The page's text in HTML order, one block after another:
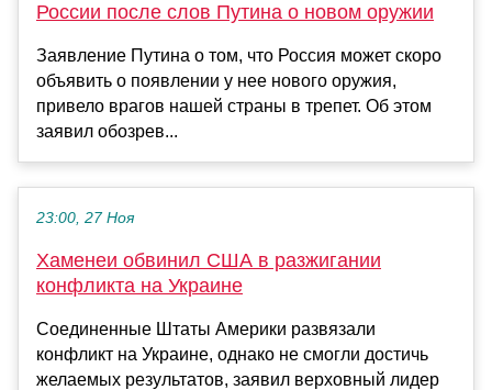
России после слов Путина о новом оружии
Заявление Путина о том, что Россия может скоро
объявить о появлении у нее нового оружия,
привело врагов нашей страны в трепет. Об этом
заявил обозрев...
23:00, 27 Ноя
Хаменеи обвинил США в разжигании
конфликта на Украине
Соединенные Штаты Америки развязали
конфликт на Украине, однако не смогли достичь
желаемых результатов, заявил верховный лидер